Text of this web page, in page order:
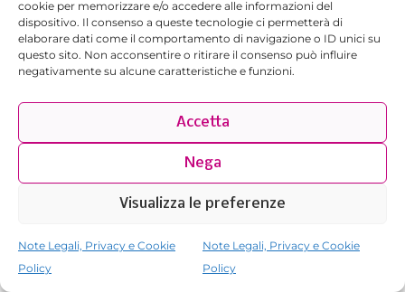
cookie per memorizzare e/o accedere alle informazioni del
dispositivo. Il consenso a queste tecnologie ci permetterà di
elaborare dati come il comportamento di navigazione o ID unici su
questo sito. Non acconsentire o ritirare il consenso può influire
negativamente su alcune caratteristiche e funzioni.
Accetta
Nega
Visualizza le preferenze
Note Legali, Privacy e Cookie
Policy
Note Legali, Privacy e Cookie
Policy
DIGITAL MARKETING
Luoghi del Mediterraneo. Un’Italia da
pensano i social network. Immagini di vit…